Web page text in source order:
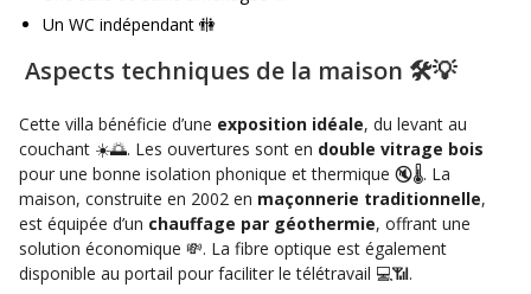
Un WC indépendant 🚻
Aspects techniques de la maison 🛠️💡
Cette villa bénéficie d’une exposition idéale, du levant au
couchant ☀️🌅. Les ouvertures sont en double vitrage bois
pour une bonne isolation phonique et thermique 🔇🌡️. La
maison, construite en 2002 en maçonnerie traditionnelle,
est équipée d’un chauffage par géothermie, offrant une
solution économique 💸. La fibre optique est également
disponible au portail pour faciliter le télétravail 💻📶.